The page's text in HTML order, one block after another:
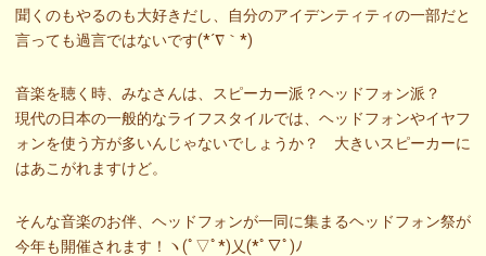
聞くのもやるのも大好きだし、自分のアイデンティティの一部だと
言っても過言ではないです(*´∇｀*)
音楽を聴く時、みなさんは、スピーカー派？ヘッドフォン派？
現代の日本の一般的なライフスタイルでは、ヘッドフォンやイヤフ
ォンを使う方が多いんじゃないでしょうか？ 大きいスピーカーに
はあこがれますけど。
そんな音楽のお伴、ヘッドフォンが一同に集まるヘッドフォン祭が
今年も開催されます！ヽ(ﾟ▽ﾟ*)乂(*ﾟ▽ﾟ)ﾉ